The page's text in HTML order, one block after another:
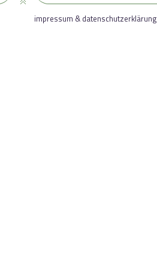
impressum & datenschutzerklärung